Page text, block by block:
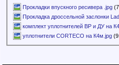
Прокладки впускного ресивера .jpg
Прокладка дроссельной заслонки
комплект уплотнителей ВР и ДУ на
уплотнители CORTECO на К4м.jpg